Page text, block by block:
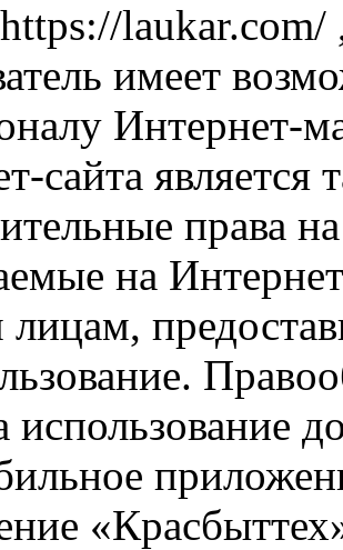
laukar.com/
имеет
Интернет-
сайта
права
на
лицам,
использование